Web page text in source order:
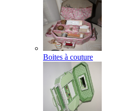
Boites à couture